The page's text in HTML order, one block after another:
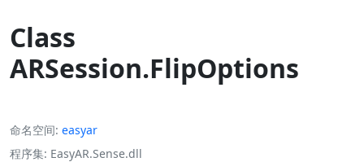
Class
ARSession.FlipOptions
命名空间 easyar
程序集 EasyAR.Sense.dll